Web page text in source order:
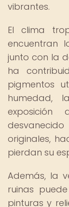
vibrantes.
El clima
encuentran
junto con la
ha
pigmentos
humedad,
originales,
pierdan su
Además, la
ruinas
pinturas y